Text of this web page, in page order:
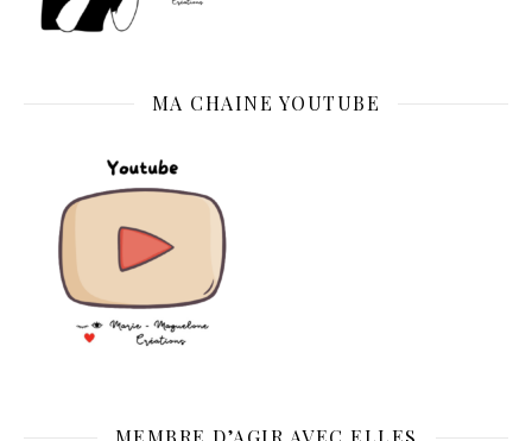
MA CHAINE YOUTUBE